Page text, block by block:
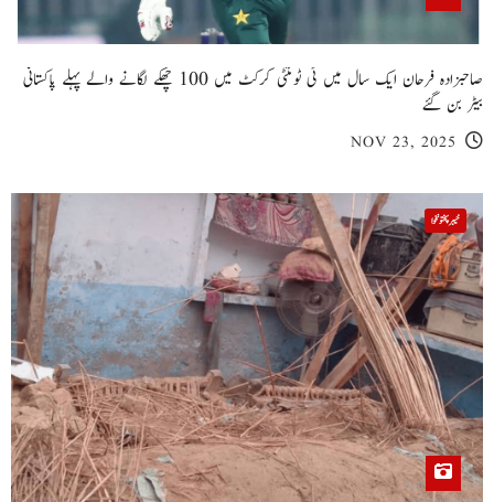
صاحبزادہ فرحان ایک سال میں ٹی ٹوئنٹی کرکٹ میں 100 چھکے لگانے والے پہلے پاکستانی
بیٹر بن گئے
NOV 23, 2025
خیبر پختونخوا